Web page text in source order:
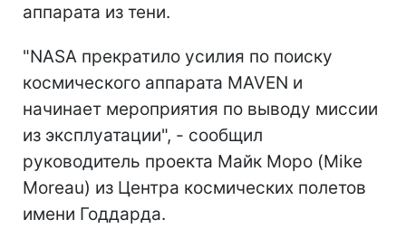
аппарата из тени.
"NASA прекратило усилия по поиску
космического аппарата MAVEN и
начинает мероприятия по выводу миссии
из эксплуатации", - сообщил
руководитель проекта Майк Моро (Mike
Moreau) из Центра космических полетов
имени Годдарда.